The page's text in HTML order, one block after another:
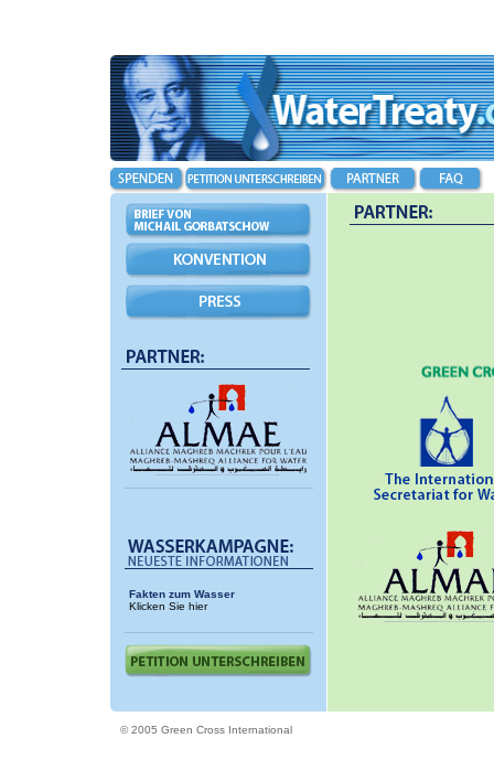
Fakten zum Wasser
Klicken Sie hier
© 2005 Green Cross International